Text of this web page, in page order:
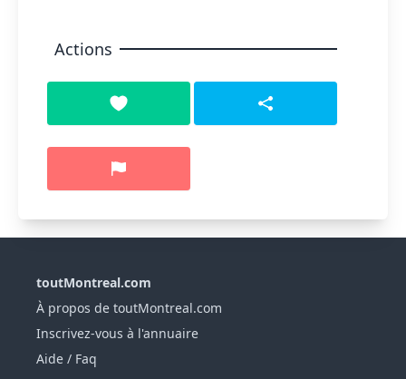
Actions
toutMontreal.com
À propos de toutMontreal.com
Inscrivez-vous à l'annuaire
Aide / Faq